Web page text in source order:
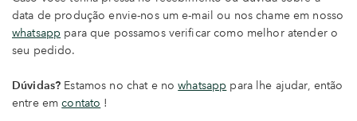
data de produção envie-nos um e-mail ou nos chame em nosso
whatsapp para que possamos verificar como melhor atender o
seu pedido.
Dúvidas? Estamos no chat e nowhatsapp para lhe ajudar, então
entre emcontato !